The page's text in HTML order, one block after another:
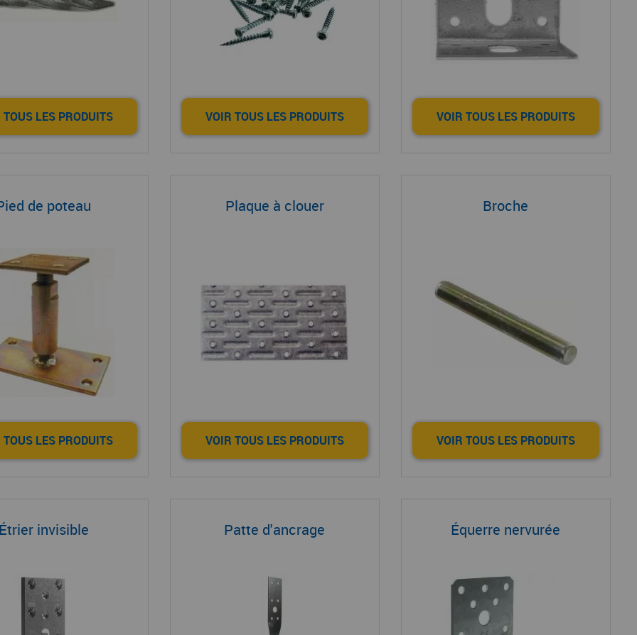
TOUS LES PRODUITS VOIR TOUS LES PRODUITS VOIR TOUS LES PRODUITS
de poteau
TOUS LES PRODUITS
Plaque à clouer
VOIR TOUS LES PRODUITS
Broche
VOIR TOUS LES PRODUITS
invisible Patte d'ancrage Équerre nervurée